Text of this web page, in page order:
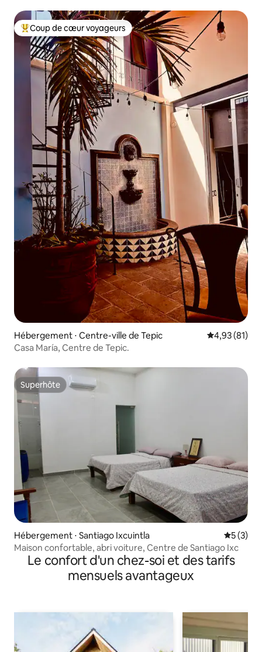
Coups de cœur voyageurs les plus appréciés
Coup de cœur voyageurs
Hébergement ⋅ Centre-ville de Tepic Évaluation
4,93 (81)
Casa María, Centre de Tepic.
Superhôte
Superhôte
Hébergement ⋅ Santiago Ixcuintla
5 (3)
Maison confortable, abri voiture, Centre de Santiago Ixc
Le confort d'un chez-soi et des tarifs
mensuels avantageux